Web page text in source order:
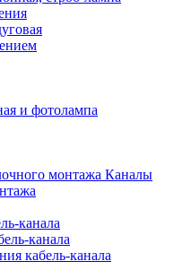
и фотолампа
Каналы
канала
канала
кабель-канала